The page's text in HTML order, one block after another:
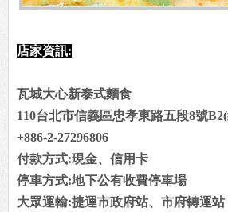
店家資訊:
瓦城大心新泰式麵食
110台北市信義區忠孝東路五段8號
+886-2-27296806
付款方式:現金、信用卡
停車方式:地下公有收費停車場
大眾運輸:捷運市政府站、市府轉運站